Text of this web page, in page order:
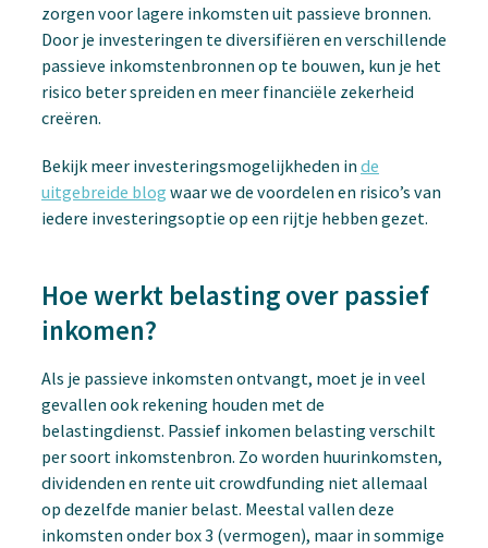
zorgen voor lagere inkomsten uit passieve bronnen.
Door je investeringen te diversifiëren en verschillende
passieve inkomstenbronnen op te bouwen, kun je het
risico beter spreiden en meer financiële zekerheid
creëren.
Bekijk meer investeringsmogelijkheden inde
uitgebreide blog waar we de voordelen en risico’s van
iedere investeringsoptie op een rijtje hebben gezet.
Hoe werkt belasting over passief
inkomen?
Als je passieve inkomsten ontvangt, moet je in veel
gevallen ook rekening houden met de
belastingdienst. Passief inkomen belasting verschilt
per soort inkomstenbron. Zo worden huurinkomsten,
dividenden en rente uit crowdfunding niet allemaal
op dezelfde manier belast. Meestal vallen deze
inkomsten onder box 3 (vermogen), maar in sommige